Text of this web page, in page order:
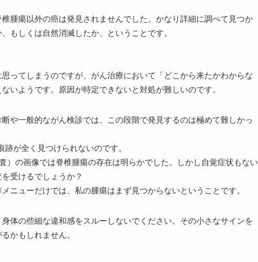
腫瘍以外の癌は発見されませんでした。かなり詳細に調べて見つか
もしくは自然消滅したか、ということです。
ってしまうのですが、がん治療において「どこから来たかわからな
いようです。原因が特定できないと対処が難しいのです。
や一般的ながん検診では、この段階で発見するのは極めて難しかっ
が全く見つけられないのです。
）の画像では脊椎腫瘍の存在は明らかでした。しかし自覚症状もない
受けるでしょうか？
ニューだけでは、私の腫瘍はまず見つからないということです。
体の些細な違和感をスルーしないでください。その小さなサインを
かもしれません。